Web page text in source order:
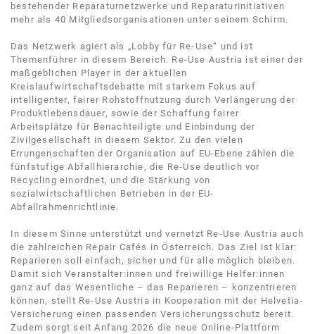
bestehender Reparaturnetzwerke und Reparaturinitiativen
mehr als 40 Mitgliedsorganisationen unter seinem Schirm.
Das Netzwerk agiert als „Lobby für Re-Use“ und ist
Themenführer in diesem Bereich. Re-Use Austria ist einer der
maßgeblichen Player in der aktuellen
Kreislaufwirtschaftsdebatte mit starkem Fokus auf
intelligenter, fairer Rohstoffnutzung durch Verlängerung der
Produktlebensdauer, sowie der Schaffung fairer
Arbeitsplätze für Benachteiligte und Einbindung der
Zivilgesellschaft in diesem Sektor. Zu den vielen
Errungenschaften der Organisation auf EU-Ebene zählen die
fünfstufige Abfallhierarchie, die Re-Use deutlich vor
Recycling einordnet, und die Stärkung von
sozialwirtschaftlichen Betrieben in der EU-
Abfallrahmenrichtlinie.
In diesem Sinne unterstützt und vernetzt Re-Use Austria auch
die zahlreichen Repair Cafés in Österreich. Das Ziel ist klar:
Reparieren soll einfach, sicher und für alle möglich bleiben.
Damit sich Veranstalter:innen und freiwillige Helfer:innen
ganz auf das Wesentliche – das Reparieren – konzentrieren
können, stellt Re-Use Austria in Kooperation mit der Helvetia-
Versicherung einen passenden Versicherungsschutz bereit.
Zudem sorgt seit Anfang 2026 die neue Online-Plattform